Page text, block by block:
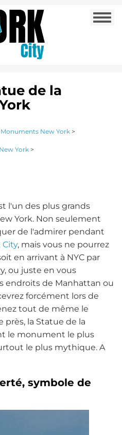
de la
Monuments New York >
York >
l'un des plus grands
York. Non seulement
de l'admirer pendant
City, mais vous ne pourrez
en arrivant à NYC par
ou juste en vous
endroits de Manhattan ou
forcément lors de
tout de même le
la Statue de la
le monument le plus
le plus mythique. A
symbole de